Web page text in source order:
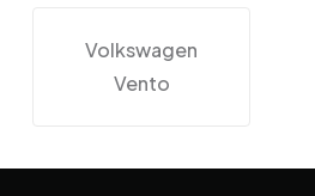
Volkswagen
Vento